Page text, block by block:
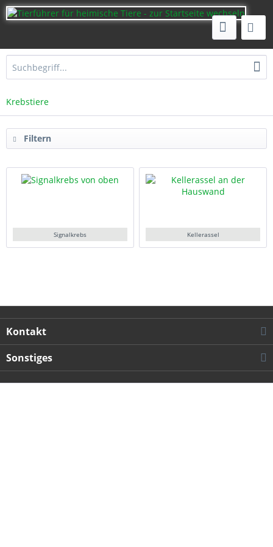
Krebstiere
Filtern
Signalkrebs Kellerassel
Kontakt
Sonstiges